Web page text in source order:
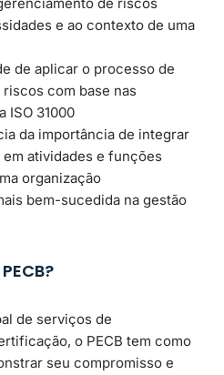
e ao contexto de uma
de aplicar o processo de
com base nas
ISO 31000
da importância de integrar
atividades e funções
organização
bem-sucedida na gestão
de serviços de
o PECB tem como
seu compromisso e